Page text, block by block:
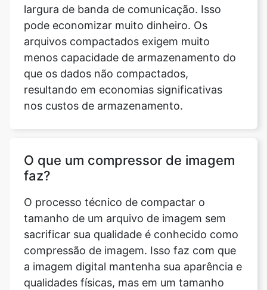
menos capacidade de armazenamento do
que os dados não compactados,
resultando em economias significativas
nos custos de armazenamento.
O que um compressor de imagem
O processo técnico de compactar o
tamanho de um arquivo de imagem sem
sacrificar sua qualidade é conhecido como
compressão de imagem. Isso faz com que
a imagem digital mantenha sua aparência e
qualidades físicas, mas em um tamanho
significativamente menor, o que ocupa
menos espaço e é apropriado para
publicação em sites relevantes. O tamanho